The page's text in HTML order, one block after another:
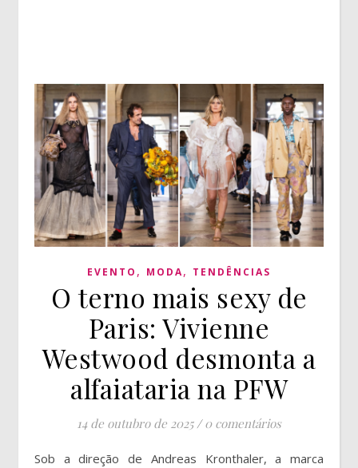
EVENTO , MODA, TENDÊNCIAS
O terno mais sexy de
Paris: Vivienne
Westwood desmonta a
alfaiataria na PFW
14 de outubro de 2025 / 0 comentários
Sob a direção de Andreas Kronthaler, a marca